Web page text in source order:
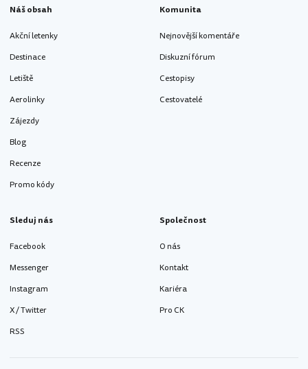
Náš obsah
Akční letenky
Destinace
Letiště
Aerolinky
Zájezdy
Blog
Recenze
Promo kódy
Komunita
Nejnovější komentáře
Diskuzní fórum
Cestopisy
Cestovatelé
Sleduj nás
Facebook
Messenger
Instagram
X / Twitter
RSS
Společnost
O nás
Kontakt
Kariéra
Pro CK